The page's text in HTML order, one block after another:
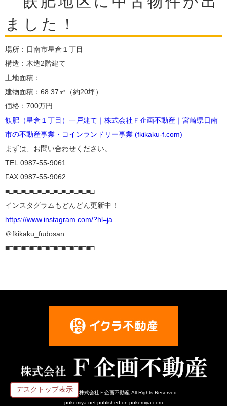
ました！
場所：日南市星倉１丁目
構造：木造2階建て
土地面積：
建物面積：68.37㎡（約20坪）
価格：700万円
飫肥（星倉１丁目）一戸建て｜株式会社Ｆ企画不動産｜宮崎県日南
市の不動産事業・コインランドリー事業 (fkikaku-f.com)
まずは、お問い合わせください。
TEL:0987-55-9061
FAX:0987-55-9062
■□■□■□■□■□■□■□■□■□■□■□
インスタグラムもどんどん更新中！
https://www.instagram.com/?hl=ja
＠fkikaku_fudosan
■□■□■□■□■□■□■□■□■□■□■□
Copyright(C) 株式会社Ｆ企画不動産 All Rights Reserved.
pokemiya.net published on pokemiya.com
デスクトップ表示